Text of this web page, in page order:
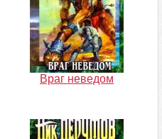
Враг неведом